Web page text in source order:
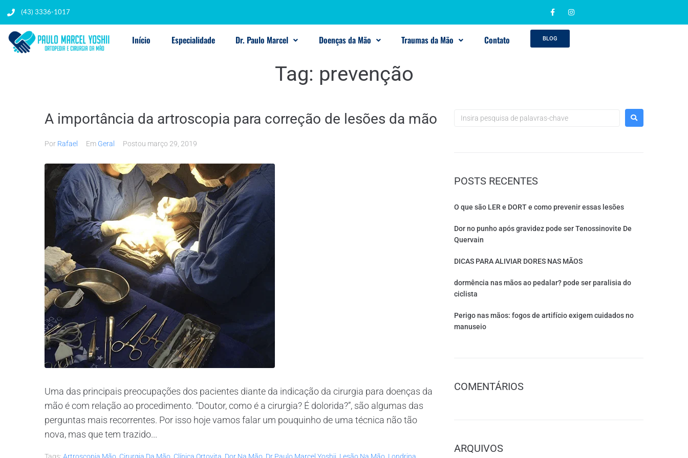
(43) 3336-1017
Início Especialidade Dr. Paulo Marcel Doenças da Mão Traumas da Mão Contato BLOG
Tag: prevenção
A importância da artroscopia para correção de lesões da mão
Por Rafael Em Geral Postou março 29, 2019
Uma das principais preocupações dos pacientes diante da indicação da cirurgia para doenças da
mão é com relação ao procedimento. “Doutor, como é a cirurgia? É dolorida?”, são algumas das
perguntas mais recorrentes. Por isso hoje vamos falar um pouquinho de uma técnica não tão
nova, mas que tem trazido...
POSTS RECENTES
O que são LER e DORT e como prevenir essas lesões
Dor no punho após gravidez pode ser Tenossinovite De
Quervain
DICAS PARA ALIVIAR DORES NAS MÃOS
dormência nas mãos ao pedalar? pode ser paralisia do
ciclista
Perigo nas mãos: fogos de artifício exigem cuidados no
manuseio
COMENTÁRIOS
ARQUIVOS